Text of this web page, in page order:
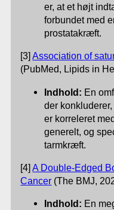
er, at et højt
forbundet med
prostatakræft.
[3]Association of
(PubMed, Lipids in
Indhold: En
der
er korreleret
generelt, og
tarmkræft.
[4]A Double-Edged
Cancer (The BMJ,
Indhold: En